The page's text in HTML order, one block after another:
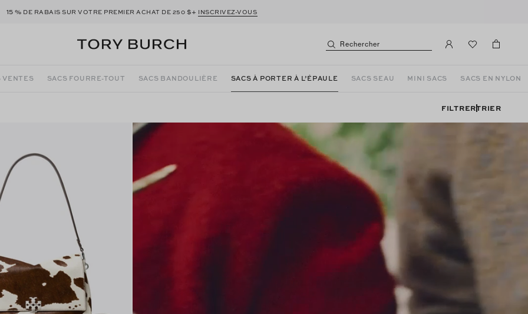
15 % DE RABAIS SUR VOTRE PREMIER ACHAT DE 250 $+ INSCRIVEZ-VOUS
Rechercher
VENTES SACS FOURRE-TOUT SACS BANDOULIÈRE SACS À PORTER À L’ÉPAULE SACS SEAU MINI SACS SACS EN NYLON
FILTRERTRIER